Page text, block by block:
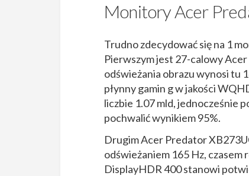
Monitory Acer
Trudno zdecydować się na 1
Pierwszym jest 27-calowy
odświeżania obrazu wynosi tu
płynny gamin g w jakości
liczbie 1.07 mld, jednocześnie
pochwalić wynikiem 95%.
Drugim Acer Predator
odświeżaniem 165 Hz,
DisplayHDR 400 stanowi